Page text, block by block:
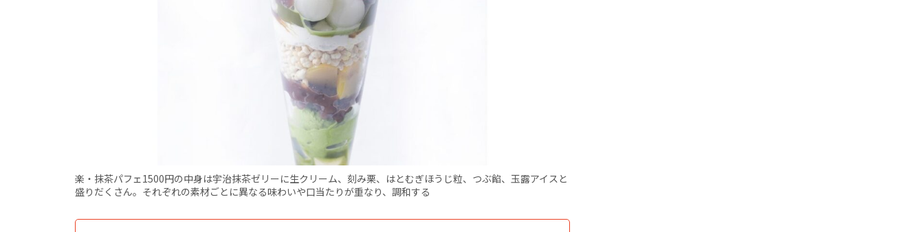
楽・抹茶パフェ1500円の中身は宇治抹茶ゼリーに生クリーム、刻み栗、はとむぎほうじ粒、つぶ餡、玉露アイスと
盛りだくさん。それぞれの素材ごとに異なる味わいや口当たりが重なり、調和する